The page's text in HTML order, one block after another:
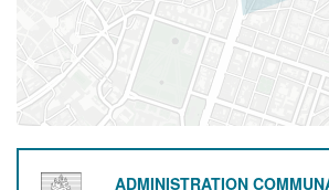
ADMINISTRATION